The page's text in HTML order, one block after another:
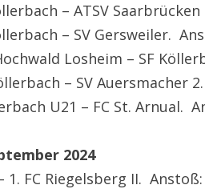
– ATSV
– SV Gersweiler.
Losheim – SF
– SV Auersmacher
U21 – FC St. Arnual.
2024
1. FC Riegelsberg II.